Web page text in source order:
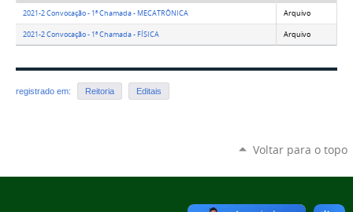
2021-2 Convocação - 1ª Chamada - MECATRÔNICA Arquivo
2021-2 Convocação - 1ª Chamada - FÍSICA Arquivo
registrado em: Reitoria Editais
Voltar para o topo